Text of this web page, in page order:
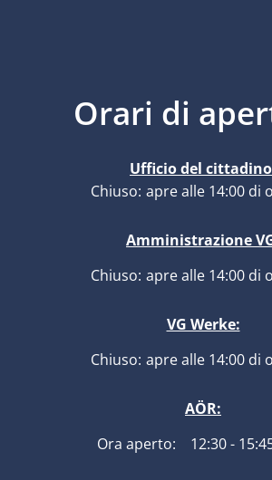
Orari di
Ufficio del
Fare clic per nascondere
Chiuso: apre alle 14:00 di
Amministrazione
Fare clic per nascondere
Chiuso: apre alle 14:00 di
VG Werke:
Fare clic per nascondere
Chiuso: apre alle 14:00 di
AÖR:
Fare clic per nascondere
Ora aperto: 12:30-